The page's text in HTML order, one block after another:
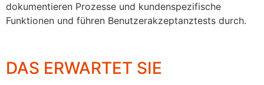
dokumentieren Prozesse und kundenspezifische
Funktionen und führen Benutzerakzeptanztests durch.
DAS ERWARTET SIE